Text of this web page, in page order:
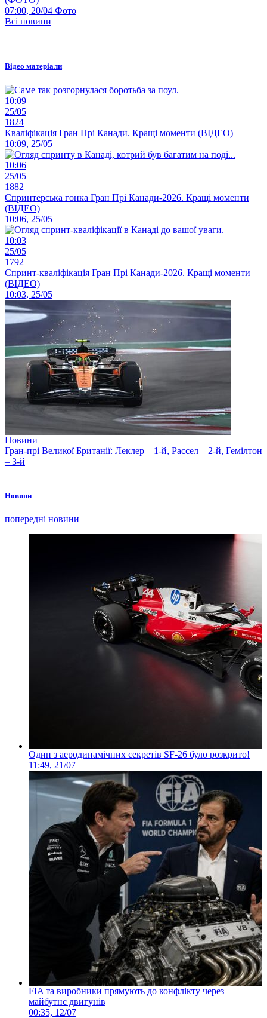
07:00, 20/04 Фото
Всі новини
Відео матеріали
10:09
25/05
1824
Кваліфікація Гран Прі Канади. Кращі моменти (ВІДЕО)
10:09, 25/05
10:06
25/05
1882
Спринтерська гонка Гран Прі Канади-2026. Кращі моменти
(ВІДЕО)
10:06, 25/05
10:03
25/05
1792
Спринт-кваліфікація Гран Прі Канади-2026. Кращі моменти
(ВІДЕО)
10:03, 25/05
Новини
Гран-прі Великої Британії: Леклер – 1-й, Рассел – 2-й, Гемілтон
– 3-й
Новини
попередні новини
Один з аеродинамічних секретів SF-26 було розкрито!
11:49, 21/07
FIA та виробники прямують до конфлікту через
майбутнє двигунів
00:35, 12/07